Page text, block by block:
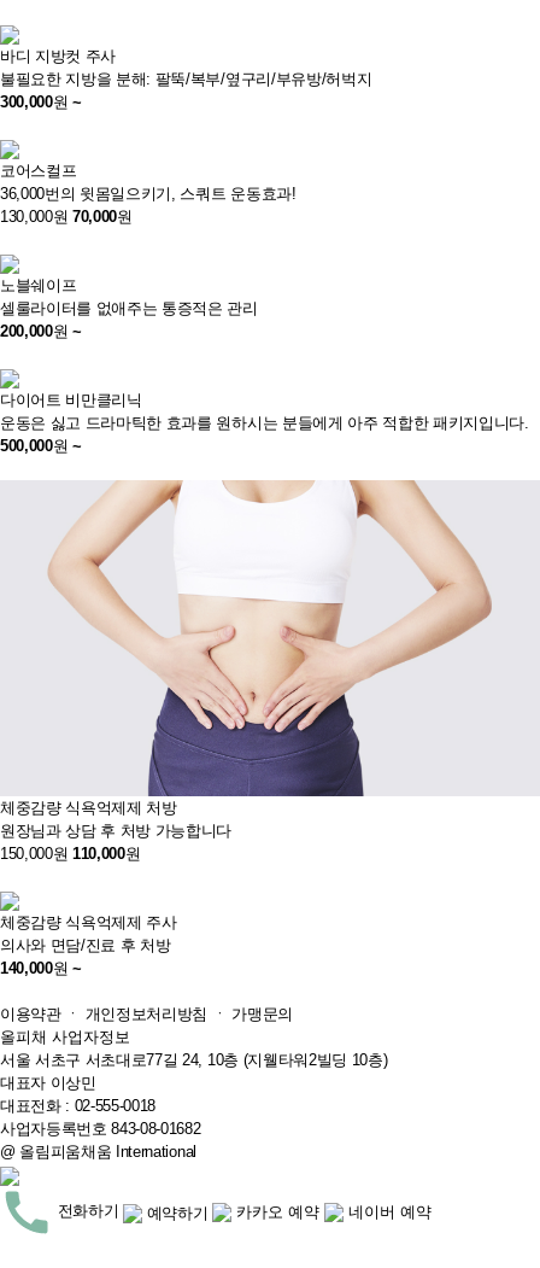
바디 지방컷 주사
불필요한 지방을 분해: 팔뚝/복부/옆구리/부유방/허벅지
300,000원~
코어스컬프
36,000번의 윗몸일으키기, 스쿼트 운동효과!
130,000원 70,000원
노블쉐이프
셀룰라이터를 없애주는 통증적은 관리
200,000원~
다이어트 비만클리닉
운동은 싫고 드라마틱한 효과를 원하시는 분들에게 아주 적합한 패키지입니다.
500,000원~
체중감량 식욕억제제 처방
원장님과 상담 후 처방 가능합니다
150,000원 110,000원
체중감량 식욕억제제 주사
의사와 면담/진료 후 처방
140,000원~
이용약관 ㆍ 개인정보처리방침 ㆍ
가맹문의
올피채 사업자정보
서울 서초구 서초대로77길 24, 10층 (지웰타워2빌딩 10층)
대표자 이상민
대표전화 : 02-555-0018
사업자등록번호 843-08-01682
@ 올림피움채움 International
전화하기 예약하기 카카오 예약 네이버 예약